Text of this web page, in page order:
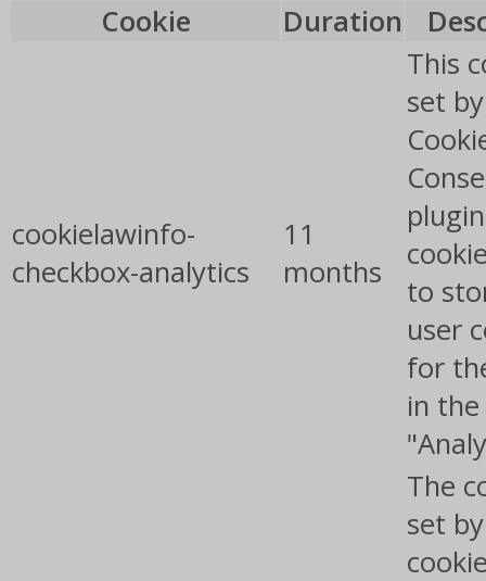
Cookie
Duration
cookielawinfo-
checkbox-analytics
11
months
This
set
to
user
for
in
The
set